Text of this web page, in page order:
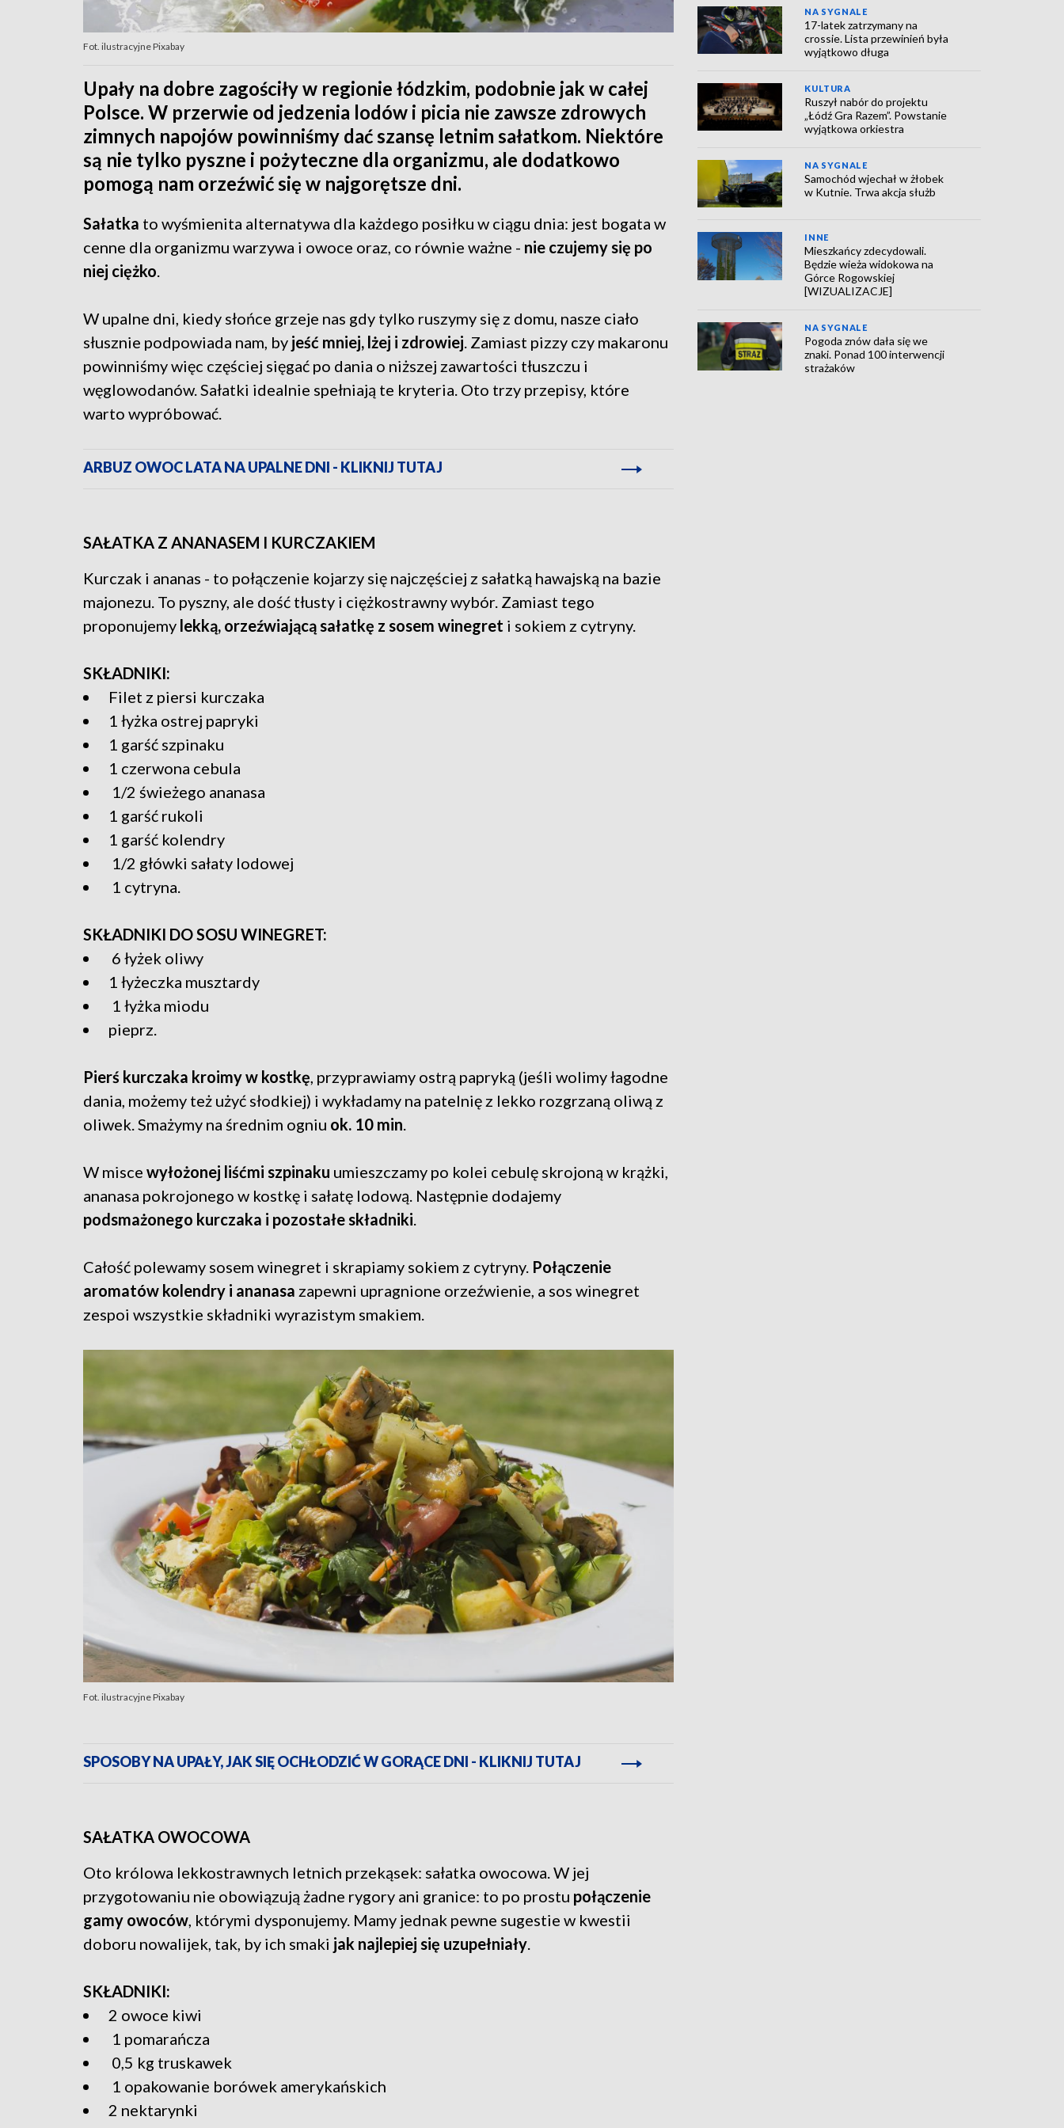
Fot. ilustracyjne Pixabay
Upały na dobre zagościły w regionie łódzkim, podobnie jak w całej
Polsce. W przerwie od jedzenia lodów i picia nie zawsze zdrowych
zimnych napojów powinniśmy dać szansę letnim sałatkom. Niektóre
są nie tylko pyszne i pożyteczne dla organizmu, ale dodatkowo
pomogą nam orzeźwić się w najgorętsze dni.
Sałatka to wyśmienita alternatywa dla każdego posiłku w ciągu dnia: jest bogata w
cenne dla organizmu warzywa i owoce oraz, co równie ważne - nie czujemy się po
niej ciężko.
W upalne dni, kiedy słońce grzeje nas gdy tylko ruszymy się z domu, nasze ciało
słusznie podpowiada nam, by jeść mniej, lżej i zdrowiej. Zamiast pizzy czy makaronu
powinniśmy więc częściej sięgać po dania o niższej zawartości tłuszczu i
węglowodanów. Sałatki idealnie spełniają te kryteria. Oto trzy przepisy, które
warto wypróbować.
ARBUZ OWOC LATA NA UPALNE DNI - KLIKNIJ TUTAJ
SAŁATKA Z ANANASEM I KURCZAKIEM
Kurczak i ananas - to połączenie kojarzy się najczęściej z sałatką hawajską na bazie
majonezu. To pyszny, ale dość tłusty i ciężkostrawny wybór. Zamiast tego
proponujemy lekką, orzeźwiającą sałatkę z sosem winegret i sokiem z cytryny.
SKŁADNIKI:
Filet z piersi kurczaka
1 łyżka ostrej papryki
1 garść szpinaku
1 czerwona cebula
1/2 świeżego ananasa
1 garść rukoli
1 garść kolendry
1/2 główki sałaty lodowej
1 cytryna.
SKŁADNIKI DO SOSU WINEGRET:
6 łyżek oliwy
1 łyżeczka musztardy
1 łyżka miodu
pieprz.
Pierś kurczaka kroimy w kostkę, przyprawiamy ostrą papryką (jeśli wolimy łagodne
dania, możemy też użyć słodkiej) i wykładamy na patelnię z lekko rozgrzaną oliwą z
oliwek. Smażymy na średnim ogniu ok. 10 min.
W misce wyłożonej liśćmi szpinaku umieszczamy po kolei cebulę skrojoną w krążki,
ananasa pokrojonego w kostkę i sałatę lodową. Następnie dodajemy
podsmażonego kurczaka i pozostałe składniki.
Całość polewamy sosem winegret i skrapiamy sokiem z cytryny. Połączenie
aromatów kolendry i ananasa zapewni upragnione orzeźwienie, a sos winegret
zespoi wszystkie składniki wyrazistym smakiem.
Fot. ilustracyjne Pixabay
SPOSOBY NA UPAŁY, JAK SIĘ OCHŁODZIĆ W GORĄCE DNI - KLIKNIJ TUTAJ
SAŁATKA OWOCOWA
Oto królowa lekkostrawnych letnich przekąsek: sałatka owocowa. W jej
przygotowaniu nie obowiązują żadne rygory ani granice: to po prostu połączenie
gamy owoców, którymi dysponujemy. Mamy jednak pewne sugestie w kwestii
doboru nowalijek, tak, by ich smaki jak najlepiej się uzupełniały.
SKŁADNIKI:
2 owoce kiwi
1 pomarańcza
0,5 kg truskawek
1 opakowanie borówek amerykańskich
2 nektarynki
NA SYGNALE
17-latek zatrzymany na
crossie. Lista przewinień była
wyjątkowo długa
KULTURA
Ruszył nabór do projektu
„Łódź Gra Razem”. Powstanie
wyjątkowa orkiestra
NA SYGNALE
Samochód wjechał w żłobek
w Kutnie. Trwa akcja służb
INNE
Mieszkańcy zdecydowali.
Będzie wieża widokowa na
Górce Rogowskiej
[WIZUALIZACJE]
NA SYGNALE
Pogoda znów dała się we
znaki. Ponad 100 interwencji
strażaków